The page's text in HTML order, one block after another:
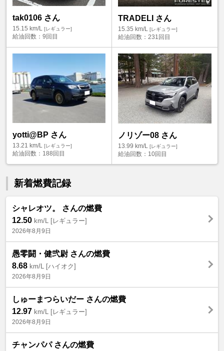
tak0106 さん
15.15 km/L [レギュラー]
給油回数： 9回目
TRADELI さん
15.35 km/L [レギュラー]
給油回数： 231回目
yotti@BP さん
13.21 km/L [レギュラー]
給油回数： 188回目
ノリゾー08 さん
13.99 km/L [レギュラー]
給油回数： 10回目
新着燃費記録
シャレオツ。 さんの燃費
12.50 km/L [レギュラー]
2026年8月9日
愚零闘・健弐尉 さんの燃費
8.68 km/L [ハイオク]
2026年8月9日
しゅーまつらいだー さんの燃費
12.97 km/L [レギュラー]
2026年8月9日
チャンパパ さんの燃費